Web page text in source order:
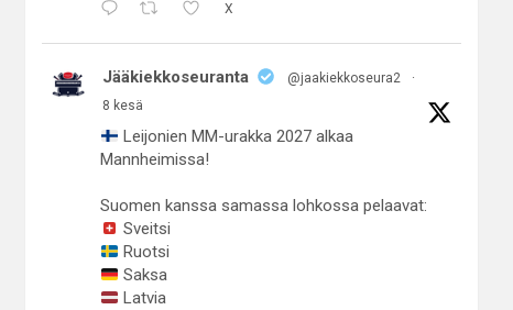
X
Jääkiekkoseuranta @jaakiekkoseura2
·
8 kesä
Leijonien MM-urakka 2027 alkaa
Mannheimissa!
Suomen kanssa samassa lohkossa pelaavat:
Sveitsi
Ruotsi
Saksa
Latvia